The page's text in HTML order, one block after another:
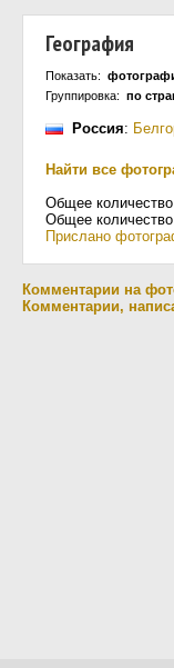
География
Показать:
Группировка: по
Россия:
Найти все
Общее
Общее
Прислано
Комментарии на
Комментарии,